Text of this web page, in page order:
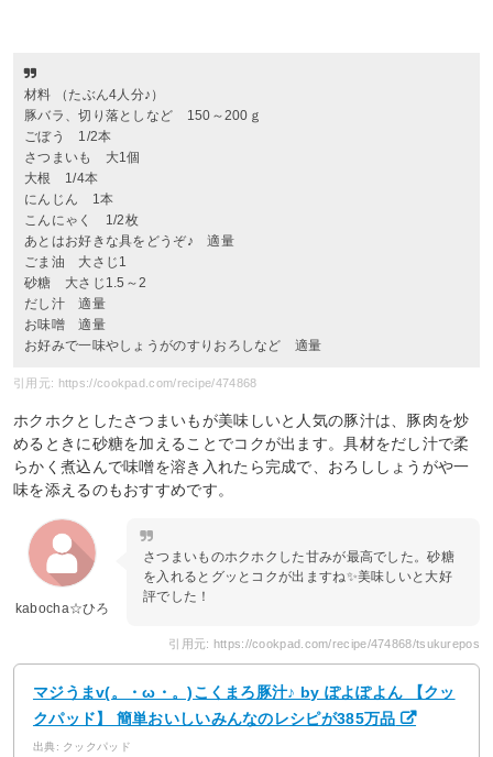
材料 （たぶん4人分♪）
豚バラ、切り落としなど 150～200ｇ
ごぼう 1/2本
さつまいも 大1個
大根 1/4本
にんじん 1本
こんにゃく 1/2枚
あとはお好きな具をどうぞ♪ 適量
ごま油 大さじ1
砂糖 大さじ1.5～2
だし汁 適量
お味噌 適量
お好みで一味やしょうがのすりおろしなど 適量
引用元: https://cookpad.com/recipe/474868
ホクホクとしたさつまいもが美味しいと人気の豚汁は、豚肉を炒
めるときに砂糖を加えることでコクが出ます。具材をだし汁で柔
らかく煮込んで味噌を溶き入れたら完成で、おろししょうがや一
味を添えるのもおすすめです。
kabocha☆ひろ
さつまいものホクホクした甘みが最高でした。砂糖
を入れるとグッとコクが出ますね✨美味しいと大好
評でした！
引用元: https://cookpad.com/recipe/474868/tsukurepos
マジうまv(。・ω・。)こくまろ豚汁♪ by ぽよぽよん 【クッ
クパッド】 簡単おいしいみんなのレシピが385万品
出典: クックパッド